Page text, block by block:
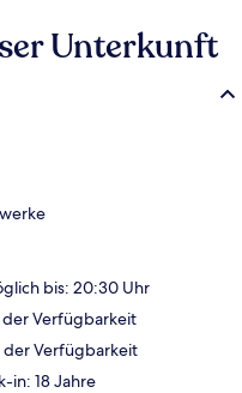
Unterkunft
bis: 20:30 Uhr
Verfügbarkeit
Verfügbarkeit
in: 18 Jahre